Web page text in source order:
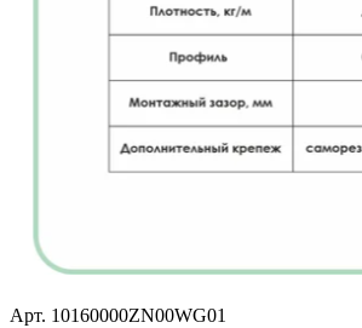
Арт. 10160000ZN00WG01